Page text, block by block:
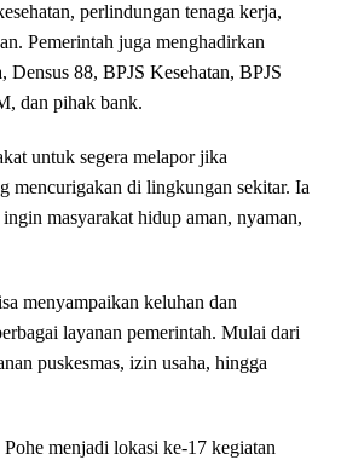
perlindungan tenaga kerja,
Pemerintah juga menghadirkan
Densus 88, BPJS Kesehatan, BPJS
dan pihak bank.
untuk segera melapor jika
mencurigakan di lingkungan sekitar. Ia
masyarakat hidup aman, nyaman,
menyampaikan keluhan dan
layanan pemerintah. Mulai dari
puskesmas, izin usaha, hingga
menjadi lokasi ke-17 kegiatan